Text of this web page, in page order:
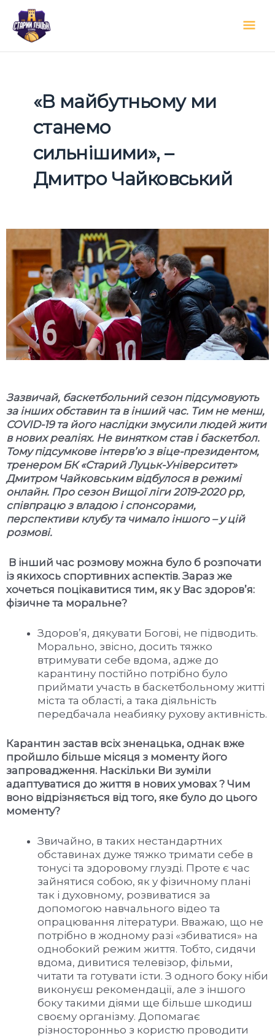
вмісту
«В майбутньому ми
станемо
сильнішими», –
Дмитро Чайковський
Зазвичай, баскетбольний сезон підсумовують
за інших обставин та в інший час. Тим не менш,
COVID-19 та його наслідки змусили людей жити
в нових реаліях. Не винятком став і баскетбол.
Тому підсумкове інтерв’ю з віце-президентом,
тренером БК «Старий Луцьк-Університет»
Дмитром Чайковським відбулося в режимі
онлайн. Про сезон Вищої ліги 2019-2020 рр,
співпрацю з владою і спонсорами,
перспективи клубу та чимало іншого – у цій
розмові.
В інший час розмову можна було б розпочати
із якихось спортивних аспектів. Зараз же
хочеться поцікавитися тим, як у Вас здоров’я:
фізичне та моральне?
Здоров’я, дякувати Богові, не підводить.
Морально, звісно, досить тяжко
втримувати себе вдома, адже до
карантину постійно потрібно було
приймати участь в баскетбольному житті
міста та області, а така діяльність
передбачала неабияку рухову активність.
Карантин застав всіх зненацька, однак вже
пройшло більше місяця з моменту його
запровадження. Наскільки Ви зуміли
адаптуватися до життя в нових умовах ? Чим
воно відрізняється від того, яке було до цього
моменту?
Звичайно, в таких нестандартних
обставинах дуже тяжко тримати себе в
тонусі та здоровому глузді. Проте є час
зайнятися собою, як у фізичному плані
так і духовному, розвиватися за
допомогою навчального відео та
опрацювання літератури. Вважаю, що не
потрібно в жодному разі «збиватися» на
однобокий режим життя. Тобто, сидячи
вдома, дивитися телевізор, фільми,
читати та готувати їсти. З одного боку ніби
виконуєш рекомендації, але з іншого
боку такими діями ще більше шкодиш
своєму організму. Допомагає
різносторонньо з користю проводити